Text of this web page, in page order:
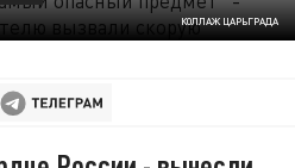
КОЛЛАЖ ЦАРЬГРАДА